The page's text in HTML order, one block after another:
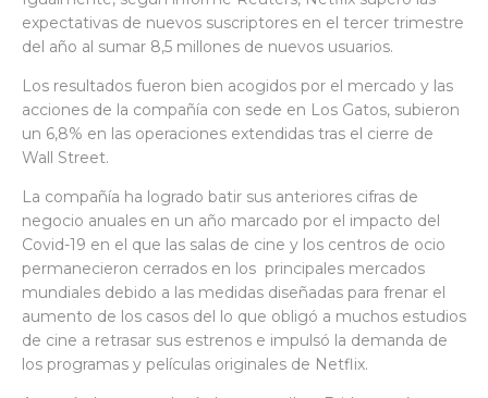
expectativas de nuevos suscriptores en el tercer trimestre
del año al sumar 8,5 millones de nuevos usuarios.
Los resultados fueron bien acogidos por el mercado y las
acciones de la compañía con sede en Los Gatos, subieron
un 6,8% en las operaciones extendidas tras el cierre de
Wall Street.
La compañía ha logrado batir sus anteriores cifras de
negocio anuales en un año marcado por el impacto del
Covid-19 en el que las salas de cine y los centros de ocio
permanecieron cerrados en los principales mercados
mundiales debido a las medidas diseñadas para frenar el
aumento de los casos del lo que obligó a muchos estudios
de cine a retrasar sus estrenos e impulsó la demanda de
los programas y películas originales de Netflix.